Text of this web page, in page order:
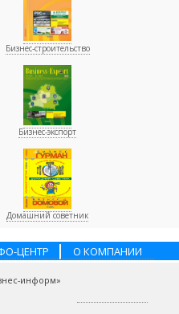
Бизнес-строительство
Бизнес-экспорт
Домашний советник
ЦЕНТР
О КОМПАНИИ
информ»